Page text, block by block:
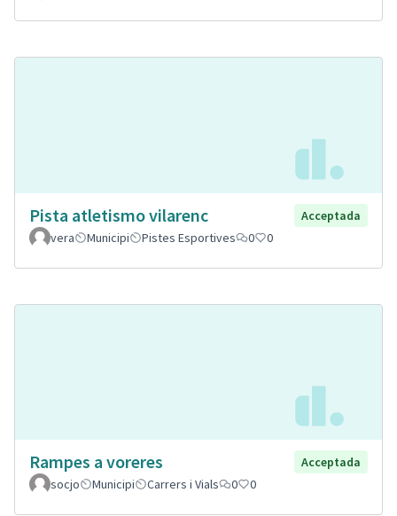
Pista atletismo vilarenc
Acceptada
vera
Municipi Pistes Esportives 0 0
Rampes a voreres
Acceptada
socjo
Municipi Carrers i Vials 0 0